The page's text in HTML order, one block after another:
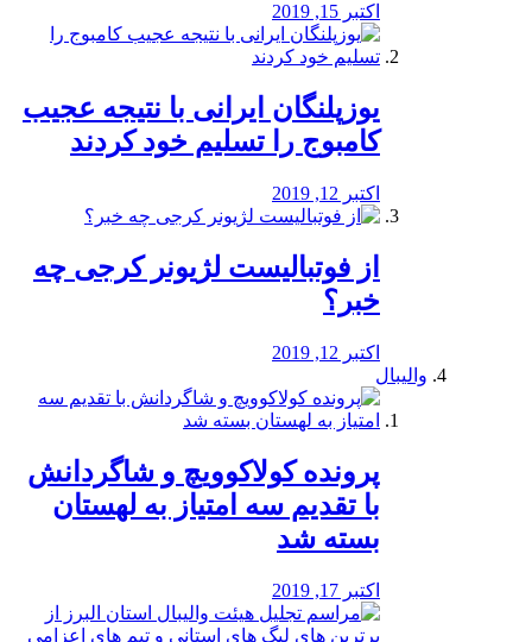
اکتبر 15, 2019
یوزپلنگان ایرانی با نتیجه عجیب
کامبوج را تسلیم خود کردند
اکتبر 12, 2019
از فوتبالیست لژیونر کرجی چه
خبر؟
اکتبر 12, 2019
والیبال
پرونده کولاکوویچ و شاگردانش
با تقدیم سه امتیاز به لهستان
بسته شد
اکتبر 17, 2019